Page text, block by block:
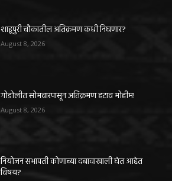
शाहूपुरी चौकातील अतिक्रमण कधी निघणार?
August 8, 2026
गोडोलीत सोमवारपासून अतिक्रमण हटाव मोहीम!
August 8, 2026
नियोजन सभापती कोणाच्या दबावाखाली घेत आहेत
विषय?